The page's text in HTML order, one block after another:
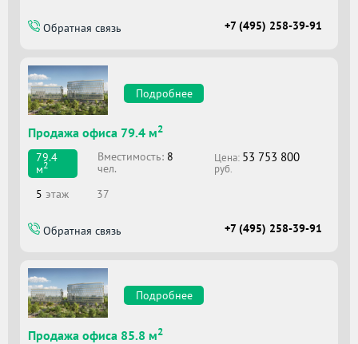
Обратная связь +7 (495) 258-39-91
Подробнее
Продажа офиса 79.4 м2
79.4
м2
Вместимоcть: 8
чел.
Цена: 53 753 800
руб.
5 этаж 37
Обратная связь +7 (495) 258-39-91
Подробнее
Продажа офиса 85.8 м2